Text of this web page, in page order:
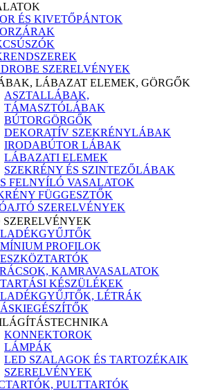
ÉS KIVETŐPÁNTOK
SZERELVÉNYEK
LÁBAZAT ELEMEK, GÖRGŐK
ASZTALLÁBAK,
TÁMASZTÓLÁBAK
BÚTORGÖRGŐK
DEKORATÍV SZEKRÉNYLÁBAK
IRODABÚTOR LÁBAK
LÁBAZATI ELEMEK
SZEKRÉNY ÉS SZINTEZŐLÁBAK
FELNYÍLÓ VASALATOK
FÜGGESZTŐK
SZERELVÉNYEK
SZERELVÉNYEK
PROFILOK
KAMRAVASALATOK
KÉSZÜLÉKEK
LÉTRÁK
KONNEKTOROK
LÁMPÁK
LED SZALAGOK ÉS TARTOZÉKAIK
SZERELVÉNYEK
PULTTARTÓK